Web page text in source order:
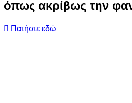
όπως ακρίβως την
Πατήστε εδώ